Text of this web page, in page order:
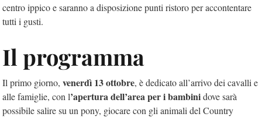
centro ippico e saranno a disposizione punti ristoro per accontentare
tutti i gusti.
Il programma
Il primo giorno, venerdì 13 ottobre, è dedicato all’arrivo dei cavalli e
alle famiglie, con l’apertura dell’area per i bambinidove sarà
possibile salire su un pony, giocare con gli animali del Country